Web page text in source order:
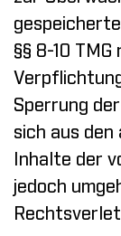
§§ 8-10
Sperrung
sich aus den
Inhalte der
jedoch